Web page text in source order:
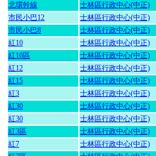
北環幹線
士林區行政中心(中正)
市民小巴12
士林區行政中心(中正)
市民小巴8
士林區行政中心(中正)
紅10
士林區行政中心(中正)
紅10區
士林區行政中心(中正)
紅12
士林區行政中心(中正)
紅15
士林區行政中心(中正)
紅3
士林區行政中心(中正)
紅30
士林區行政中心(中正)
紅30
士林區行政中心(中正)
紅3區
士林區行政中心(中正)
紅7
士林區行政中心(中正)